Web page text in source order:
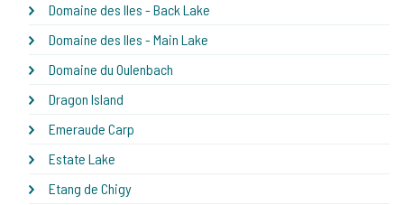
Domaine des Iles - Back Lake
Domaine des Iles - Main Lake
Domaine du Oulenbach
Dragon Island
Emeraude Carp
Estate Lake
Etang de Chigy